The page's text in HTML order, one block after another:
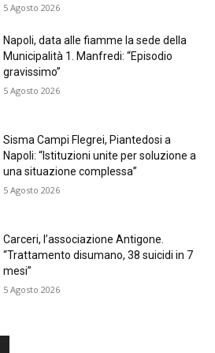
5 Agosto 2026
Napoli, data alle fiamme la sede della
Municipalità 1. Manfredi: “Episodio
gravissimo”
5 Agosto 2026
Sisma Campi Flegrei, Piantedosi a
Napoli: “Istituzioni unite per soluzione a
una situazione complessa”
5 Agosto 2026
Carceri, l’associazione Antigone.
“Trattamento disumano, 38 suicidi in 7
mesi”
5 Agosto 2026